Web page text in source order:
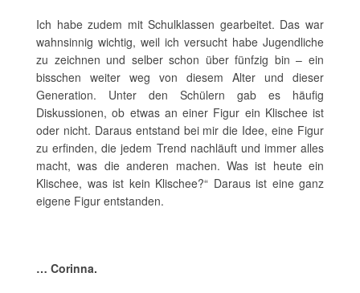
Ich habe zudem mit Schulklassen gearbeitet. Das war
wahnsinnig wichtig, weil ich versucht habe Jugendliche
zu zeichnen und selber schon über fünfzig bin – ein
bisschen weiter weg von diesem Alter und dieser
Generation. Unter den Schülern gab es häufig
Diskussionen, ob etwas an einer Figur ein Klischee ist
oder nicht. Daraus entstand bei mir die Idee, eine Figur
zu erfinden, die jedem Trend nachläuft und immer alles
macht, was die anderen machen. Was ist heute ein
Klischee, was ist kein Klischee?“ Daraus ist eine ganz
eigene Figur entstanden.
… Corinna.